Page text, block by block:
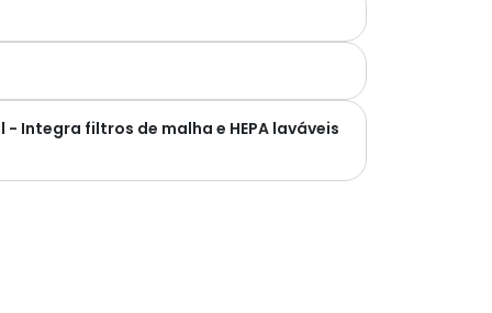
Integra filtros de malha e HEPA laváveis